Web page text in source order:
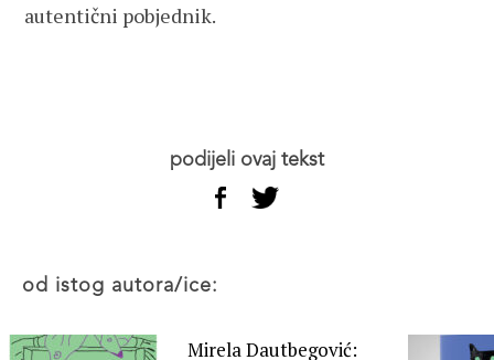
autentični pobjednik.
podijeli ovaj tekst
od istog autora/ice:
Mirela Dautbegović: